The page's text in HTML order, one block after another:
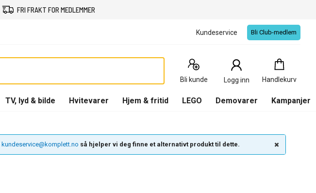
FRI FRAKT FOR MEDLEMMER
Kundeservice Bli Club-medlem
Bli kunde Logg inn Handlekurv
Handlekurv
0
Produkter
TV, lyd & bilde Hvitevarer Hjem & fritid LEGO Demovarer Kampanjer
kundeservice@komplett.no så hjelper vi deg finne et alternativt produkt til dette.